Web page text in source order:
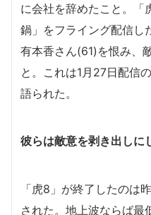
に会社を辞めたこと。「
鍋」をフライング配信し
有本香さん(61)を恨み、
と。これは1月27日配信
語られた。
彼らは敵意を剥き出しに
「虎8」が終了したのは
された。地上波ならば最